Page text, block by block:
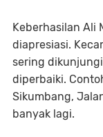
Keberhasilan Ali
diapresiasi.
sering
diperbaiki.
Sikumbang,
banyak lagi.